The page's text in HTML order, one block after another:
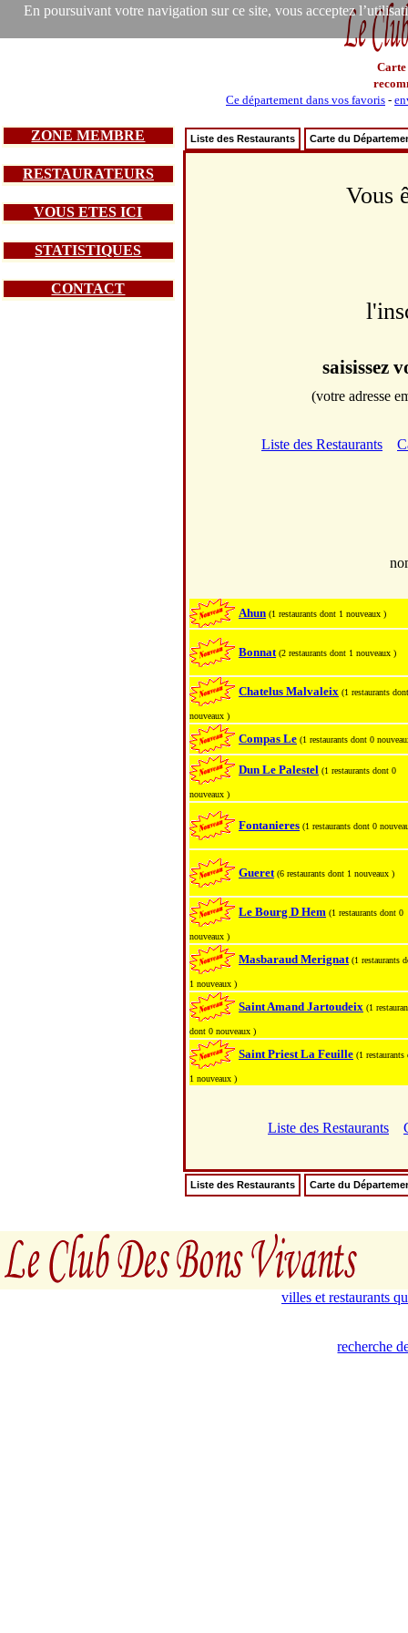
En poursuivant votre navigation sur ce site, vous acceptez
Carte
Ce département dans vos favoris -
ZONE MEMBRE
RESTAURATEURS
VOUS ETES ICI
STATISTIQUES
CONTACT
Liste des Restaurants Carte du
Vous
saisissez
(votre adresse
Liste des Restaurants
Ahun (1 restaurants dont 1 nouveaux )
Bonnat (2 restaurants dont 1 nouveaux )
Chatelus Malvaleix (1 restaurants
nouveaux )
Compas Le (1 restaurants dont 0
Dun Le Palestel (1 restaurants dont 0
nouveaux )
Fontanieres (1 restaurants dont 0
Gueret (6 restaurants dont 1 nouveaux )
Le Bourg D Hem (1 restaurants dont 0
nouveaux )
Masbaraud Merignat (1 restaurants
1 nouveaux )
Saint Amand Jartoudeix (1
dont 0 nouveaux )
Saint Priest La Feuille (1 restaurants
1 nouveaux )
Liste des Restaurants
Liste des Restaurants Carte du
villes et restaurants
recherche